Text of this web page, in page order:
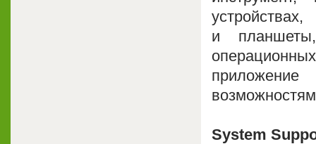
и
System